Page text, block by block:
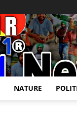
NATURE